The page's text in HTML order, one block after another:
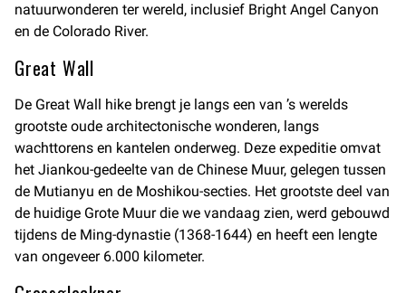
natuurwonderen ter wereld, inclusief Bright Angel Canyon
en de Colorado River.
Great Wall
De Great Wall hike brengt je langs een van ’s werelds
grootste oude architectonische wonderen, langs
wachttorens en kantelen onderweg. Deze expeditie omvat
het Jiankou-gedeelte van de Chinese Muur, gelegen tussen
de Mutianyu en de Moshikou-secties. Het grootste deel van
de huidige Grote Muur die we vandaag zien, werd gebouwd
tijdens de Ming-dynastie (1368-1644) en heeft een lengte
van ongeveer 6.000 kilometer.